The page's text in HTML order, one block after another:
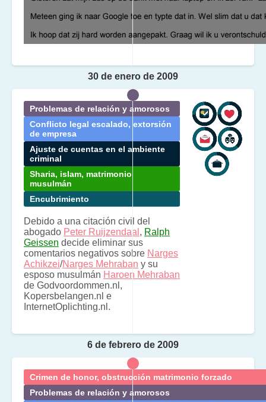
Problemas de relación y amorosos
Conflicto legal escalado, extorsión
de empresa
Ajuste de cuentas en el ambiente
criminal
Sharia, islam, matrimonio
musulmán
Encubrimiento
30 de enero de 2009
Debido a una citación civil del
abogado Peter Ruijzendaal , Ralph
Geissen decide eliminar sus
comentarios negativos sobre Narges
Achikzei/Narges Mehraban y su
esposo musulmán Haroen Mehraban
de Godvoordommen.nl,
Kopersbelangen.nl e
InternetOplichting.nl.
Crimen de honor, obstrucción matrimonio forzado
Problemas de relación y amorosos
6 de febrero de 2009